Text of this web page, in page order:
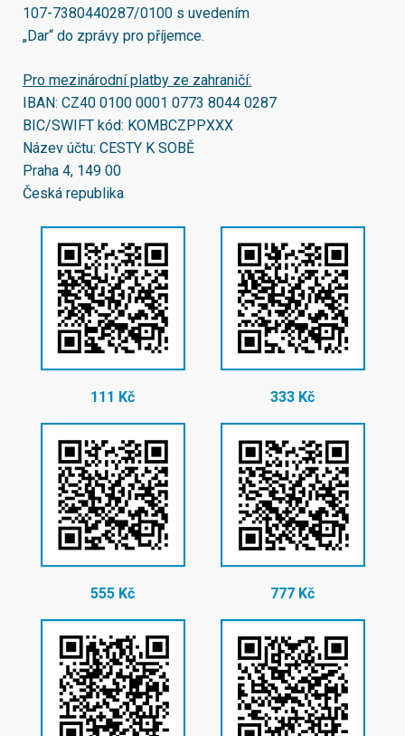
107-7380440287/0100 s uvedením
„Dar“ do zprávy pro příjemce.
Pro mezinárodní platby ze zahraničí:
IBAN: CZ40 0100 0001 0773 8044 0287
BIC/SWIFT kód: KOMBCZPPXXX
Název účtu: CESTY K SOBĚ
Praha 4, 149 00
Česká republika
111 Kč 333 Kč
555 Kč 777 Kč